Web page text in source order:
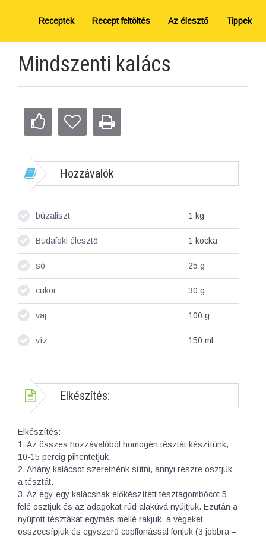
Receptek Recept feltöltés Az élesztő Tippek
Mindszenti kalács
Hozzávalók
búzaliszt 1 kg
Budafoki élesztő 1 kocka
só 25 g
cukor 30 g
vaj 100 g
víz 150 ml
Elkészítés:
Elkészítés:
1. Az összes hozzávalóból homogén tésztát készítünk,
10-15 percig pihentetjük.
2. Ahány kalácsot szeretnénk sütni, annyi részre osztjuk
a tésztát.
3. Az egy-egy kalácsnak előkészített tésztagombócot 5
felé osztjuk és az adagokat rúd alakúvá nyújtjuk. Ezután a
nyújtott tésztákat egymás mellé rakjuk, a végeket
összecsípjük és egyszerű copffonással fonjuk (3 jobbra –